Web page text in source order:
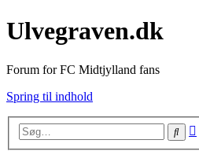
Ulvegraven.dk
Forum for FC Midtjylland fans
Spring til indhold
Søg